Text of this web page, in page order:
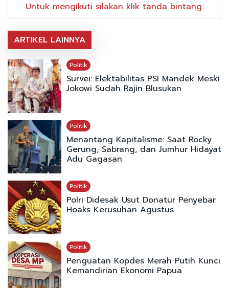
Untuk mengikuti silakan klik tanda bintang.
ARTIKEL LAINNYA
Politik
Survei: Elektabilitas PSI Mandek Meski
Jokowi Sudah Rajin Blusukan
Politik
Menantang Kapitalisme: Saat Rocky
Gerung, Sabrang, dan Jumhur Hidayat
Adu Gagasan
Politik
Polri Didesak Usut Donatur Penyebar
Hoaks Kerusuhan Agustus
Politik
Penguatan Kopdes Merah Putih Kunci
Kemandirian Ekonomi Papua